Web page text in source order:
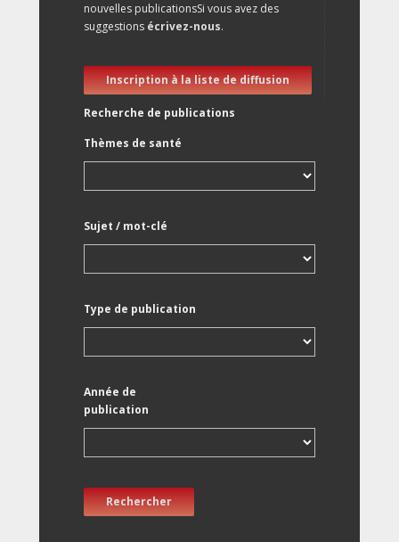
nouvelles publicationsSi vous avez des
suggestions écrivez-nous.
Inscription à la liste de diffusion
Recherche de publications
Thèmes de santé
Sujet / mot-clé
Type de publication
Année de
publication
Rechercher